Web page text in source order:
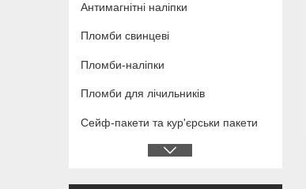
Антимагнітні наліпки
Пломби свинцеві
Пломби-наліпки
Пломби для лічильників
Сейф-пакети та кур'єрськи пакети